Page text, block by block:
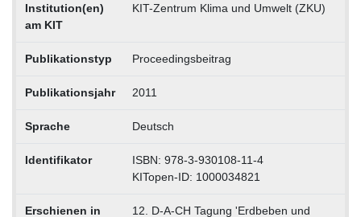
Institution(en)
am KIT
KIT-Zentrum Klima und Umwelt (ZKU)
Publikationstyp Proceedingsbeitrag
Publikationsjahr 2011
Sprache Deutsch
Identifikator
ISBN: 978-3-930108-11-4
KITopen-ID: 1000034821
Erschienen in 12. D-A-CH Tagung 'Erdbeben und